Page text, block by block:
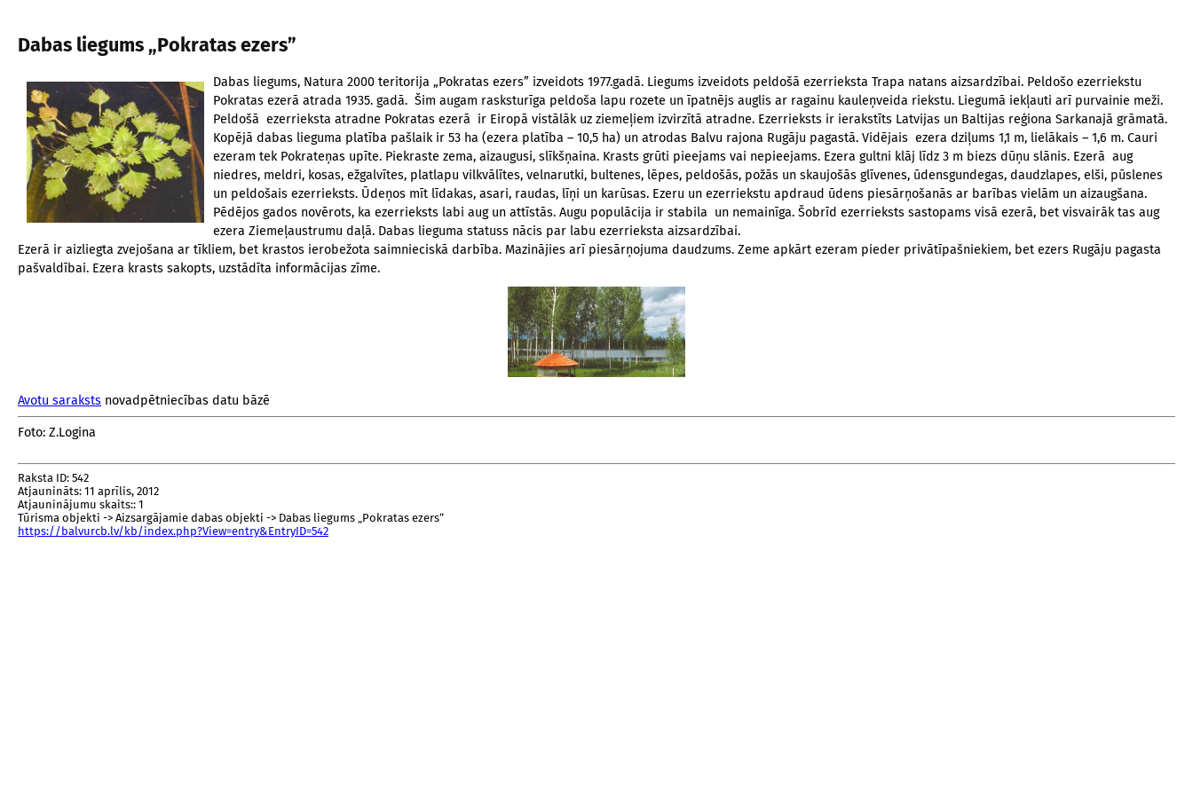
Dabas liegums „Pokratas ezers”
Dabas liegums, Natura 2000 teritorija „Pokratas ezers” izveidots 1977.gadā. Liegums izveidots peldošā ezerrieksta Trapa natans aizsardzībai. Peldošo ezerriekstu
Pokratas ezerā atrada 1935. gadā. Šim augam rasksturīga peldoša lapu rozete un īpatnējs auglis ar ragainu kauleņveida riekstu. Liegumā iekļauti arī purvainie meži.
Peldošā ezerrieksta atradne Pokratas ezerā ir Eiropā vistālāk uz ziemeļiem izvirzītā atradne. Ezerrieksts ir ierakstīts Latvijas un Baltijas reģiona Sarkanajā grāmatā.
Kopējā dabas lieguma platība pašlaik ir 53 ha (ezera platība – 10,5 ha) un atrodas Balvu rajona Rugāju pagastā. Vidējais ezera dziļums 1,1 m, lielākais – 1,6 m. Cauri
ezeram tek Pokrateņas upīte. Piekraste zema, aizaugusi, slīkšņaina. Krasts grūti pieejams vai nepieejams. Ezera gultni klāj līdz 3 m biezs dūņu slānis. Ezerā aug
niedres, meldri, kosas, ežgalvītes, platlapu vilkvālītes, velnarutki, bultenes, lēpes, peldošās, požās un skaujošās glīvenes, ūdensgundegas, daudzlapes, elši, pūslenes
un peldošais ezerrieksts. Ūdeņos mīt līdakas, asari, raudas, līņi un karūsas. Ezeru un ezerriekstu apdraud ūdens piesārņošanās ar barības vielām un aizaugšana.
Pēdējos gados novērots, ka ezerrieksts labi aug un attīstās. Augu populācija ir stabila un nemainīga. Šobrīd ezerrieksts sastopams visā ezerā, bet visvairāk tas aug
ezera Ziemeļaustrumu daļā. Dabas lieguma statuss nācis par labu ezerrieksta aizsardzībai.
Ezerā ir aizliegta zvejošana ar tīkliem, bet krastos ierobežota saimnieciskā darbība. Mazinājies arī piesārņojuma daudzums. Zeme apkārt ezeram pieder privātīpašniekiem, bet ezers Rugāju pagasta
pašvaldībai. Ezera krasts sakopts, uzstādīta informācijas zīme.
Avotu saraksts novadpētniecības datu bāzē
Foto: Z.Logina
Raksta ID: 542
Atjaunināts: 11 aprīlis, 2012
Atjauninājumu skaits:: 1
Tūrisma objekti -> Aizsargājamie dabas objekti -> Dabas liegums „Pokratas ezers”
https://balvurcb.lv/kb/index.php?View=entry&EntryID=542